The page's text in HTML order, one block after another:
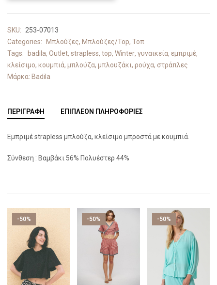
SKU:
253-07013
Categories: Μπλούζες, Μπλούζες/Top, Τοπ
Tags: badila, Outlet, strapless, top, Winter, γυναικεία, εμπριμέ,
κλείσιμο, κουμπιά, μπλούζα, μπλουζάκι, ρούχα, στράπλες
Μάρκα: Badila
ΠΕΡΙΓΡΑΦΉ ΕΠΙΠΛΈΟΝ ΠΛΗΡΟΦΟΡΊΕΣ
Εμπριμέ strapless μπλούζα, κλείσιμο μπροστά με κουμπιά.
Σύνθεση : Βαμβάκι 56% Πολυέστερ 44%
-50% -50% -50%